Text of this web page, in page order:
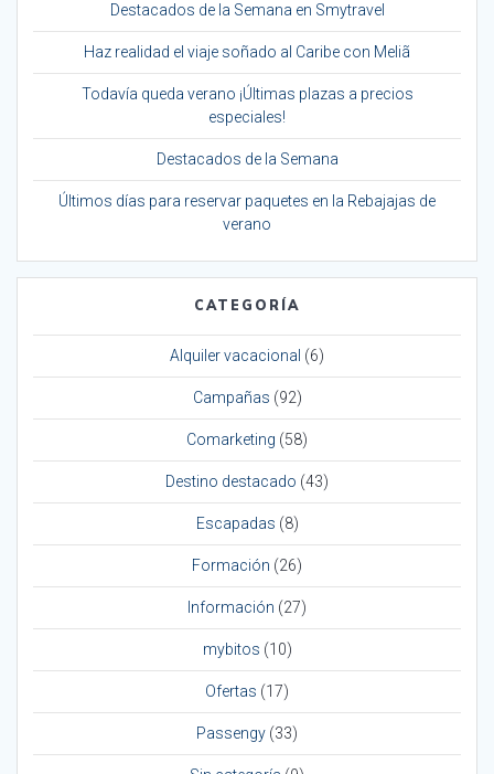
Destacados de la Semana en Smytravel
Haz realidad el viaje soñado al Caribe con Meliã
Todavía queda verano ¡Últimas plazas a precios
especiales!
Destacados de la Semana
Últimos días para reservar paquetes en la Rebajajas de
verano
CATEGORÍA
Alquiler vacacional (6)
Campañas (92)
Comarketing (58)
Destino destacado (43)
Escapadas (8)
Formación (26)
Información (27)
mybitos (10)
Ofertas (17)
Passengy (33)